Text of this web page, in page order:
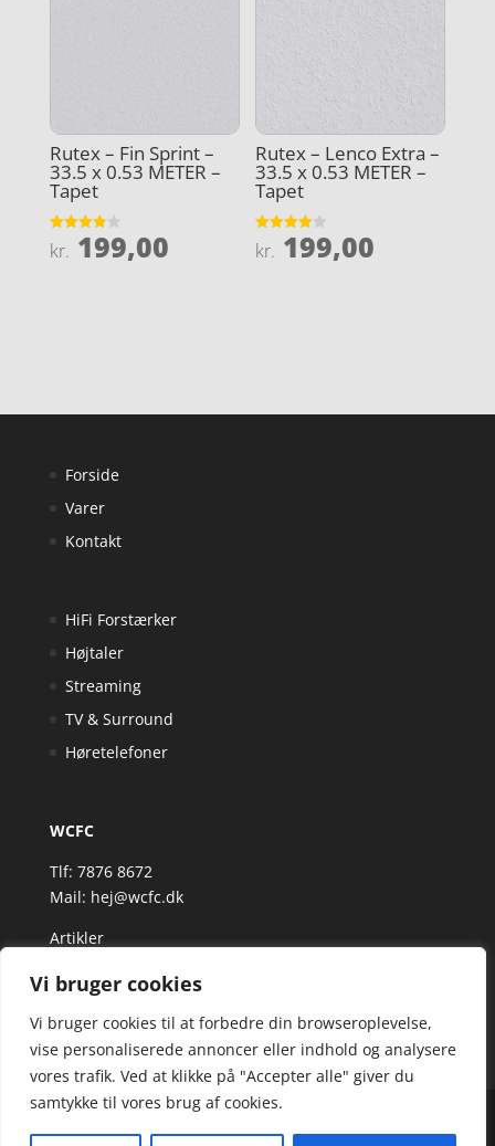
Vi bruger cookies
Vi bruger cookies til at forbedre din browseroplevelse,
vise personaliserede annoncer eller indhold og analysere
vores trafik. Ved at klikke på "Accepter alle" giver du
samtykke til vores brug af cookies.
Rutex – Fin Sprint –
33.5 x 0.53 METER –
Tapet
Vurderet
3.9
kr. 199,00
Rutex – Lenco Extra –
33.5 x 0.53 METER –
Tapet
Vurderet
3.9
kr. 199,00
Forside
Varer
Kontakt
HiFi Forstærker
Højtaler
Streaming
TV & Surround
Høretelefoner
WCFC
Tlf: 7876 8672
Mail: hej@wcfc.dk
Artikler